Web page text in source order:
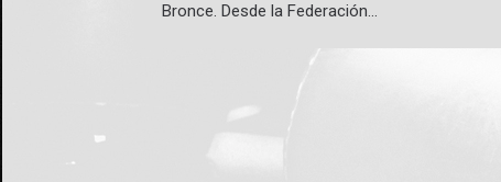
Bronce. Desde la Federación…